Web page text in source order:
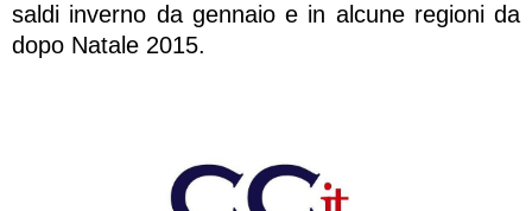
saldi inverno da gennaio e in alcune regioni da
dopo Natale 2015.